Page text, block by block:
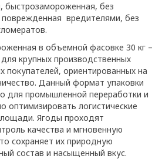
быстрозамороженная, без
поврежденная вредителями, без
в объемной фасовке 30 кг –
крупных производственных
покупателей, ориентированных на
Данный формат упаковки
для промышленной переработки и
оптимизировать логистические
Ягоды проходят
качества и мгновенную
сохраняет их природную
состав и насыщенный вкус.